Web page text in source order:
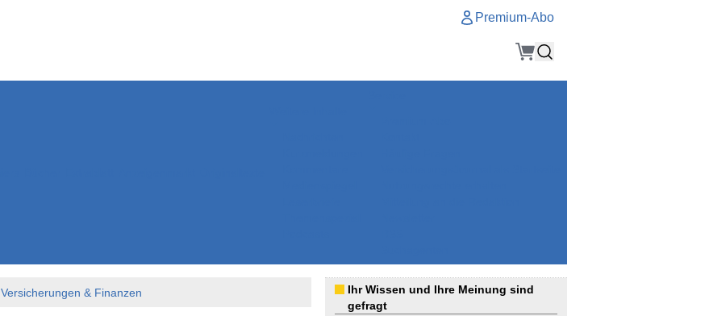
Premium-Abo
Versicherungen & Finanzen
Ihr Wissen und Ihre Meinung sind
gefragt